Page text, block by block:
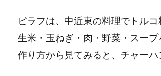
ピラフは、中近東の料理でトルコ
生米・玉ねぎ・肉・野菜・スープ
作り方から見てみると、チャーハ